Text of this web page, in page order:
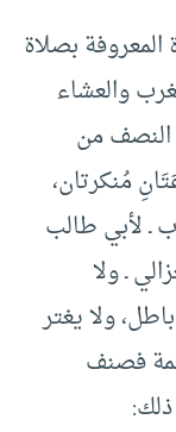
بصلاة
والعشاء
النصف من
مُنكرتان،
ـ لأبي طالب
ـ ولا
ولا يغتر
فصنف